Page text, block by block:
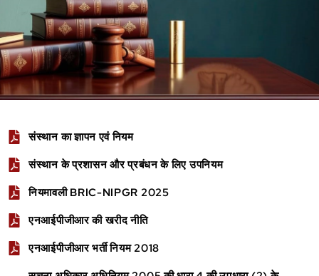
संस्थान का ज्ञापन एवं नियम
संस्थान के प्रशासन और प्रबंधन के लिए उपनियम
नियमावली BRIC-NIPGR 2025
एनआईपीजीआर की खरीद नीति
एनआईपीजीआर भर्ती नियम 2018